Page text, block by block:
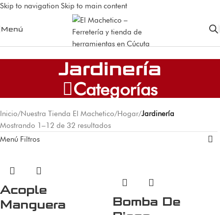
Skip to navigation Skip to main content
Menú
Jardinería
Categorías
Inicio/Nuestra Tienda El Machetico/Hogar/Jardinería
Mostrando 1–12 de 32 resultados
Menú Filtros
Acople
Manguera
Bomba De